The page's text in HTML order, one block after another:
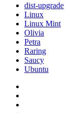
dist-upgrade
Linux
Linux Mint
Olivia
Petra
Raring
Saucy
Ubuntu